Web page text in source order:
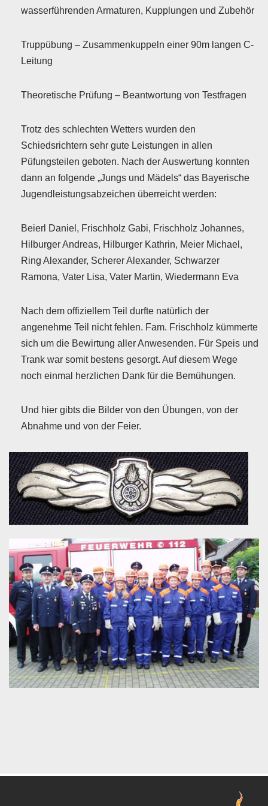
wasserführenden Armaturen, Kupplungen und Zubehör
Truppübung – Zusammenkuppeln einer 90m langen C-
Leitung
Theoretische Prüfung – Beantwortung von Testfragen
Trotz des schlechten Wetters wurden den
Schiedsrichtern sehr gute Leistungen in allen
Püfungsteilen geboten. Nach der Auswertung konnten
dann an folgende „Jungs und Mädels“ das Bayerische
Jugendleistungsabzeichen überreicht werden:
Beierl Daniel, Frischholz Gabi, Frischholz Johannes,
Hilburger Andreas, Hilburger Kathrin, Meier Michael,
Ring Alexander, Scherer Alexander, Schwarzer
Ramona, Vater Lisa, Vater Martin, Wiedermann Eva
Nach dem offiziellem Teil durfte natürlich der
angenehme Teil nicht fehlen. Fam. Frischholz kümmerte
sich um die Bewirtung aller Anwesenden. Für Speis und
Trank war somit bestens gesorgt. Auf diesem Wege
noch einmal herzlichen Dank für die Bemühungen.
Und hier gibts die Bilder von den Übungen, von der
Abnahme und von der Feier.